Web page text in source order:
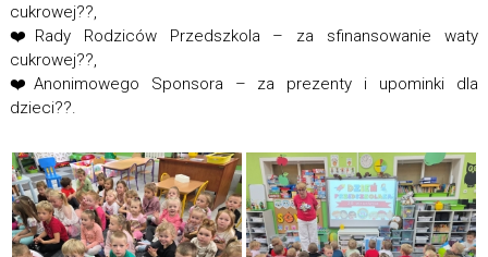
cukrowej??,
❤️Rady Rodziców Przedszkola – za sfinansowanie waty
cukrowej??,
❤️Anonimowego Sponsora – za prezenty i upominki dla
dzieci??.